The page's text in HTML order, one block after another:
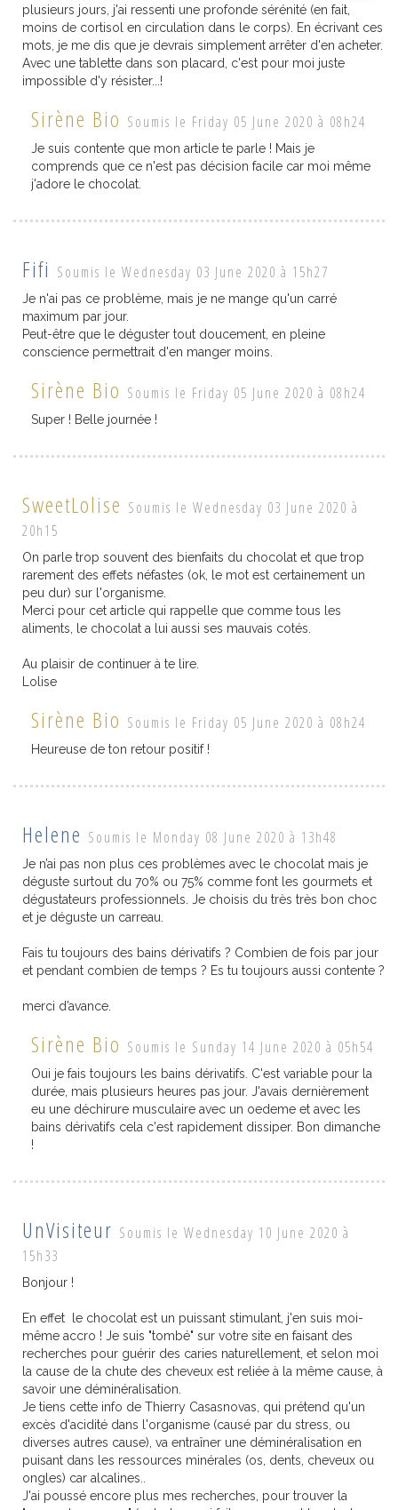
plusieurs jours, j'ai ressenti une profonde sérénité (en fait,
moins de cortisol en circulation dans le corps). En écrivant ces
mots, je me dis que je devrais simplement arrêter d'en acheter.
Avec une tablette dans son placard, c'est pour moi juste
impossible d'y résister...!
Sirène Bio Soumis le Friday 05 June 2020 à 08h24
Je suis contente que mon article te parle ! Mais je
comprends que ce n'est pas décision facile car moi même
j'adore le chocolat.
Fifi Soumis le Wednesday 03 June 2020 à 15h27
Je n'ai pas ce problème, mais je ne mange qu'un carré
maximum par jour.
Peut-être que le déguster tout doucement, en pleine
conscience permettrait d'en manger moins.
Sirène Bio Soumis le Friday 05 June 2020 à 08h24
Super ! Belle journée !
SweetLolise Soumis le Wednesday 03 June 2020 à
20h15
On parle trop souvent des bienfaits du chocolat et que trop
rarement des effets néfastes (ok, le mot est certainement un
peu dur) sur l'organisme.
Merci pour cet article qui rappelle que comme tous les
aliments, le chocolat a lui aussi ses mauvais cotés.
Au plaisir de continuer à te lire.
Lolise
Sirène Bio Soumis le Friday 05 June 2020 à 08h24
Heureuse de ton retour positif !
Helene Soumis le Monday 08 June 2020 à 13h48
Je n’ai pas non plus ces problèmes avec le chocolat mais je
déguste surtout du 70% ou 75% comme font les gourmets et
dégustateurs professionnels. Je choisis du très très bon choc
et je déguste un carreau.
Fais tu toujours des bains dérivatifs ? Combien de fois par jour
et pendant combien de temps ? Es tu toujours aussi contente ?
merci d’avance.
Sirène Bio Soumis le Sunday 14 June 2020 à 05h54
Oui je fais toujours les bains dérivatifs. C'est variable pour la
durée, mais plusieurs heures pas jour. J'avais dernièrement
eu une déchirure musculaire avec un oedeme et avec les
bains dérivatifs cela c'est rapidement dissiper. Bon dimanche
!
UnVisiteur Soumis le Wednesday 10 June 2020 à
15h33
Bonjour !
En effet le chocolat est un puissant stimulant, j'en suis moi-
même accro ! Je suis "tombé" sur votre site en faisant des
recherches pour guérir des caries naturellement, et selon moi
la cause de la chute des cheveux est reliée à la même cause, à
savoir une déminéralisation.
Je tiens cette info de Thierry Casasnovas, qui prétend qu'un
excès d'acidité dans l'organisme (causé par du stress, ou
diverses autres cause), va entraîner une déminéralisation en
puisant dans les ressources minérales (os, dents, cheveux ou
ongles) car alcalines..
J'ai poussé encore plus mes recherches, pour trouver la